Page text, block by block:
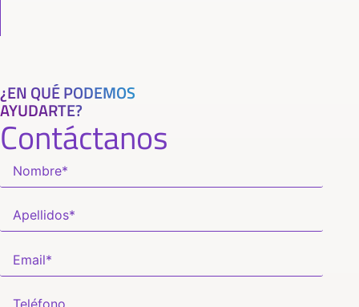
¿EN QUÉ PODEMOS
AYUDARTE?
Contáctanos